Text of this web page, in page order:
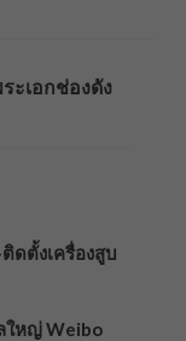
ะเอกช่องดัง
ดตั้งเครื่องสูบ
ใหญ่ Weibo